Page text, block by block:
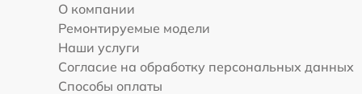
О компании
Ремонтируемые модели
Наши услуги
Согласие на обработку персональных данных
Способы оплаты